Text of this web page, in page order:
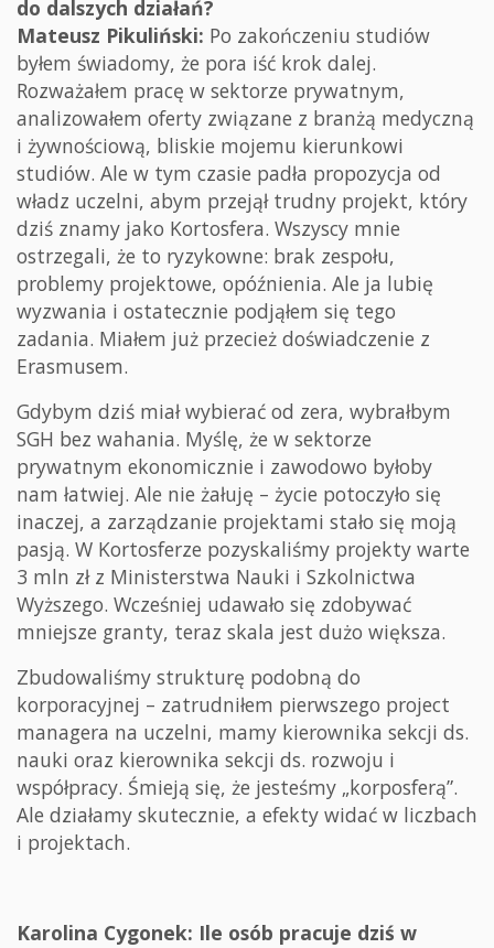
do dalszych działań?
Mateusz Pikuliński: Po zakończeniu studiów
byłem świadomy, że pora iść krok dalej.
Rozważałem pracę w sektorze prywatnym,
analizowałem oferty związane z branżą medyczną
i żywnościową, bliskie mojemu kierunkowi
studiów. Ale w tym czasie padła propozycja od
władz uczelni, abym przejął trudny projekt, który
dziś znamy jako Kortosfera. Wszyscy mnie
ostrzegali, że to ryzykowne: brak zespołu,
problemy projektowe, opóźnienia. Ale ja lubię
wyzwania i ostatecznie podjąłem się tego
zadania. Miałem już przecież doświadczenie z
Erasmusem.
Gdybym dziś miał wybierać od zera, wybrałbym
SGH bez wahania. Myślę, że w sektorze
prywatnym ekonomicznie i zawodowo byłoby
nam łatwiej. Ale nie żałuję – życie potoczyło się
inaczej, a zarządzanie projektami stało się moją
pasją. W Kortosferze pozyskaliśmy projekty warte
3 mln zł z Ministerstwa Nauki i Szkolnictwa
Wyższego. Wcześniej udawało się zdobywać
mniejsze granty, teraz skala jest dużo większa.
Zbudowaliśmy strukturę podobną do
korporacyjnej – zatrudniłem pierwszego project
managera na uczelni, mamy kierownika sekcji ds.
nauki oraz kierownika sekcji ds. rozwoju i
współpracy. Śmieją się, że jesteśmy „korposferą”.
Ale działamy skutecznie, a efekty widać w liczbach
i projektach.
Karolina Cygonek: Ile osób pracuje dziś w